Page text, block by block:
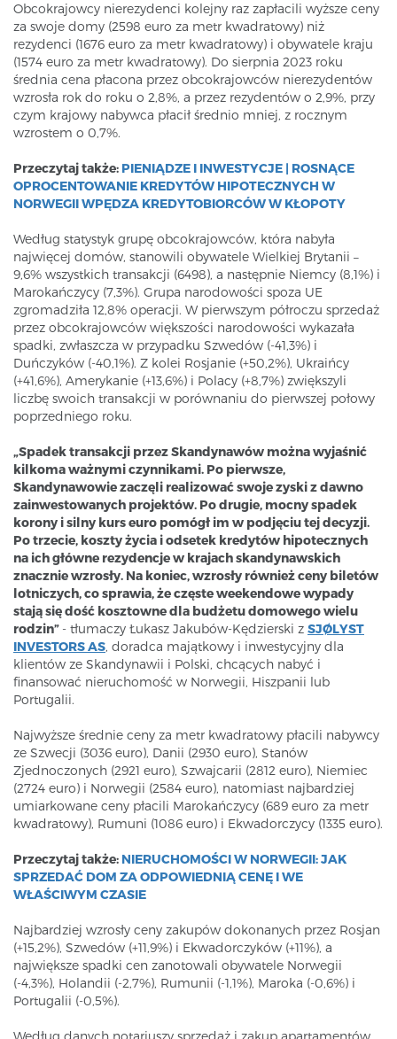
Obcokrajowcy nierezydenci kolejny raz zapłacili wyższe ceny
za swoje domy (2598 euro za metr kwadratowy) niż
rezydenci (1676 euro za metr kwadratowy) i obywatele kraju
(1574 euro za metr kwadratowy). Do sierpnia 2023 roku
średnia cena płacona przez obcokrajowców nierezydentów
wzrosła rok do roku o 2,8%, a przez rezydentów o 2,9%, przy
czym krajowy nabywca płacił średnio mniej, z rocznym
wzrostem o 0,7%.
Przeczytaj także: PIENIĄDZE I INWESTYCJE | ROSNĄCE
OPROCENTOWANIE KREDYTÓW HIPOTECZNYCH W
NORWEGII WPĘDZA KREDYTOBIORCÓW W KŁOPOTY
Według statystyk grupę obcokrajowców, która nabyła
najwięcej domów, stanowili obywatele Wielkiej Brytanii –
9,6% wszystkich transakcji (6498), a następnie Niemcy (8,1%) i
Marokańczycy (7,3%). Grupa narodowości spoza UE
zgromadziła 12,8% operacji. W pierwszym półroczu sprzedaż
przez obcokrajowców większości narodowości wykazała
spadki, zwłaszcza w przypadku Szwedów (-41,3%) i
Duńczyków (-40,1%). Z kolei Rosjanie (+50,2%), Ukraińcy
(+41,6%), Amerykanie (+13,6%) i Polacy (+8,7%) zwiększyli
liczbę swoich transakcji w porównaniu do pierwszej połowy
poprzedniego roku.
„Spadek transakcji przez Skandynawów można wyjaśnić
kilkoma ważnymi czynnikami. Po pierwsze,
Skandynawowie zaczęli realizować swoje zyski z dawno
zainwestowanych projektów. Po drugie, mocny spadek
korony i silny kurs euro pomógł im w podjęciu tej decyzji.
Po trzecie, koszty życia i odsetek kredytów hipotecznych
na ich główne rezydencje w krajach skandynawskich
znacznie wzrosły. Na koniec, wzrosły również ceny biletów
lotniczych, co sprawia, że częste weekendowe wypady
stają się dość kosztowne dla budżetu domowego wielu
rodzin” - tłumaczy Łukasz Jakubów-Kędzierski z SJØLYST
INVESTORS AS, doradca majątkowy i inwestycyjny dla
klientów ze Skandynawii i Polski, chcących nabyć i
finansować nieruchomość w Norwegii, Hiszpanii lub
Portugalii.
Najwyższe średnie ceny za metr kwadratowy płacili nabywcy
ze Szwecji (3036 euro), Danii (2930 euro), Stanów
Zjednoczonych (2921 euro), Szwajcarii (2812 euro), Niemiec
(2724 euro) i Norwegii (2584 euro), natomiast najbardziej
umiarkowane ceny płacili Marokańczycy (689 euro za metr
kwadratowy), Rumuni (1086 euro) i Ekwadorczycy (1335 euro).
Przeczytaj także: NIERUCHOMOŚCI W NORWEGII: JAK
SPRZEDAĆ DOM ZA ODPOWIEDNIĄ CENĘ I WE
WŁAŚCIWYM CZASIE
Najbardziej wzrosły ceny zakupów dokonanych przez Rosjan
(+15,2%), Szwedów (+11,9%) i Ekwadorczyków (+11%), a
największe spadki cen zanotowali obywatele Norwegii
(-4,3%), Holandii (-2,7%), Rumunii (-1,1%), Maroka (-0,6%) i
Portugalii (-0,5%).
Według danych notariuszy sprzedaż i zakup apartamentów